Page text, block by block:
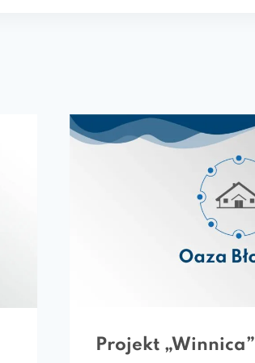
Projekt „Winnica”